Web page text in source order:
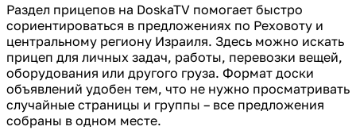
Раздел прицепов на DoskaTV помогает быстро
сориентироваться в предложениях по Реховоту и
центральному региону Израиля. Здесь можно искать
прицеп для личных задач, работы, перевозки вещей,
оборудования или другого груза. Формат доски
объявлений удобен тем, что не нужно просматривать
случайные страницы и группы – все предложения
собраны в одном месте.